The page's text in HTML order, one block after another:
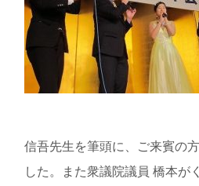
信吾先生を筆頭に、ご来賓の
した。また衆議院議員 橋本が